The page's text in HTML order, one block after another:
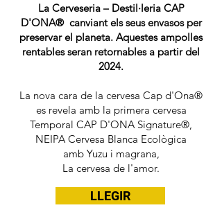
La Cerveseria – Destil·leria CAP
D'ONA® canviant els seus envasos per
preservar el planeta. Aquestes ampolles
rentables seran retornables a partir del
2024.
La nova cara de la cervesa Cap d'Ona®
es revela amb la primera cervesa
Temporal CAP D'ONA Signature®,
NEIPA Cervesa Blanca Ecològica
amb Yuzu i magrana,
La cervesa de l'amor.
LLEGIR